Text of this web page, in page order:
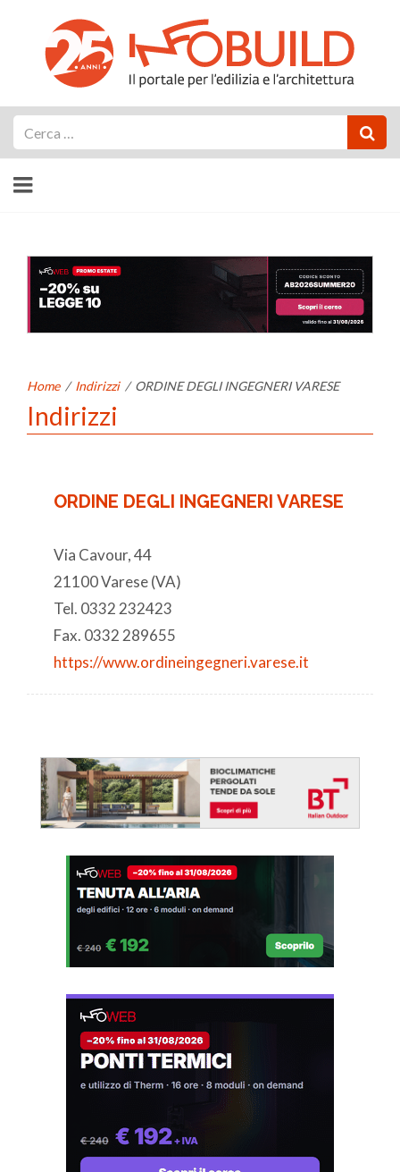
Home / Indirizzi / ORDINE DEGLI INGEGNERI VARESE
Indirizzi
ORDINE DEGLI INGEGNERI VARESE
Via Cavour, 44
21100 Varese (VA)
Tel. 0332 232423
Fax. 0332 289655
https://www.ordineingegneri.varese.it